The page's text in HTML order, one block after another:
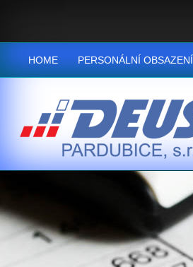
HOME PERSONÁLNÍ OBSAZENÍ